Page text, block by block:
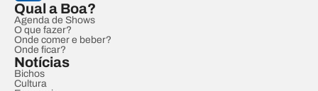
Qual a Boa?
Agenda de Shows
O que fazer?
Onde comer e beber?
Onde ficar?
Notícias
Bichos
Cultura